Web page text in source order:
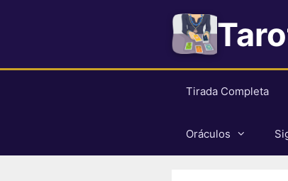
Tirada Completa
Oráculos